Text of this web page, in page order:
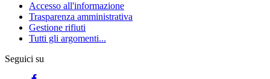
Accesso all'informazione
Trasparenza amministrativa
Gestione rifiuti
Tutti gli argomenti...
Seguici su